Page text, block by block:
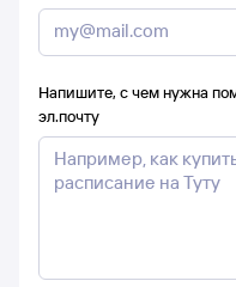
Напишите, с чем нужна
эл.почту